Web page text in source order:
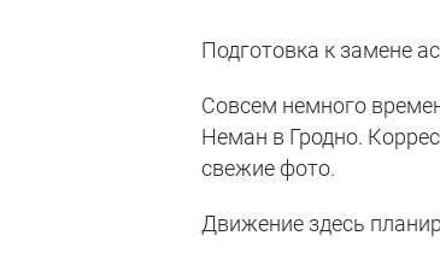
Подготовка к замене
Совсем немного
Неман в Гродно.
свежие фото.
Движение здесь